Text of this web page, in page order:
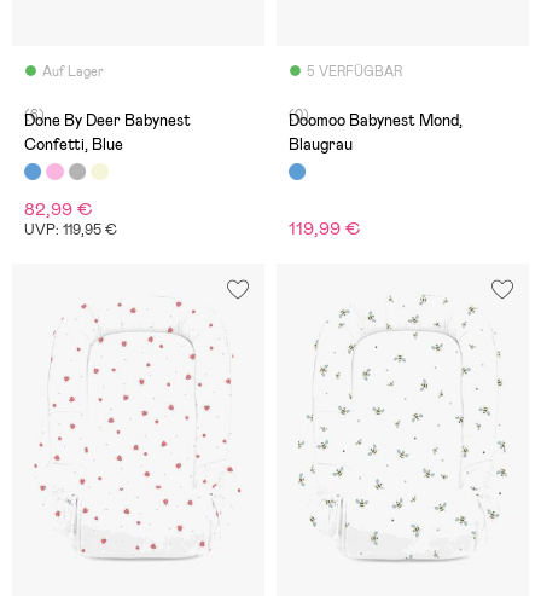
Auf Lager
(6)
Done By Deer Babynest
Confetti, Blue
82,99 €
UVP: 119,95 €
5 VERFÜGBAR
(0)
Doomoo Babynest Mond,
Blaugrau
119,99 €